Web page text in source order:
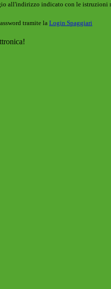
all'indirizzo indicato con le istruzioni
tramite la Login Spaggiari